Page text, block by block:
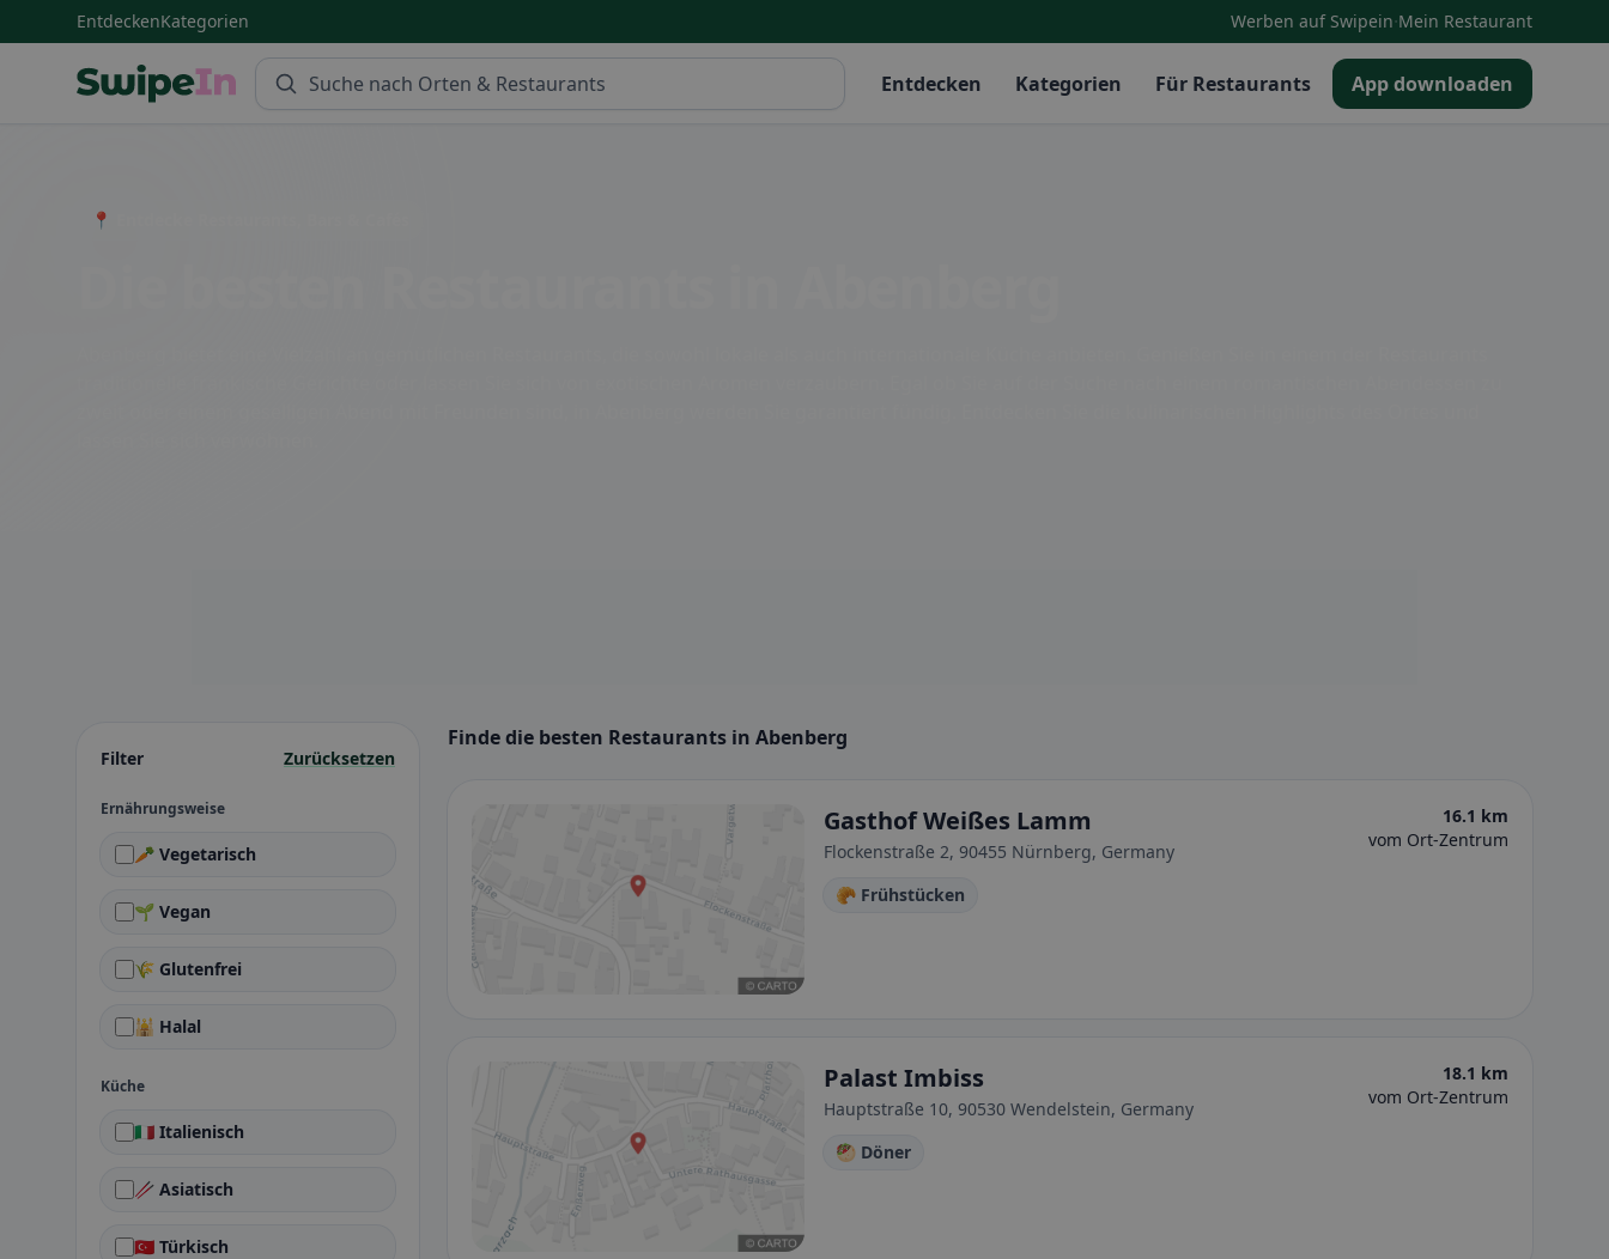
EntdeckenKategorien Werben auf Swipein·Mein Restaurant
Entdecken Kategorien Für Restaurants App downloaden
📍 Entdecke Restaurants, Bars & Cafés
Filter Zurücksetzen
Ernährungsweise
🥕 Vegetarisch
🌱 Vegan
🌾 Glutenfrei
🕌 Halal
Küche
🇮🇹 Italienisch
🥢 Asiatisch
🇹🇷 Türkisch
Finde die besten Restaurants in Abenberg
Gasthof Weißes Lamm
Flockenstraße 2, 90455 Nürnberg, Germany
16.1 km
vom Ort-Zentrum
🥐 Frühstücken
Palast Imbiss
Hauptstraße 10, 90530 Wendelstein, Germany
18.1 km
vom Ort-Zentrum
🥙 Döner